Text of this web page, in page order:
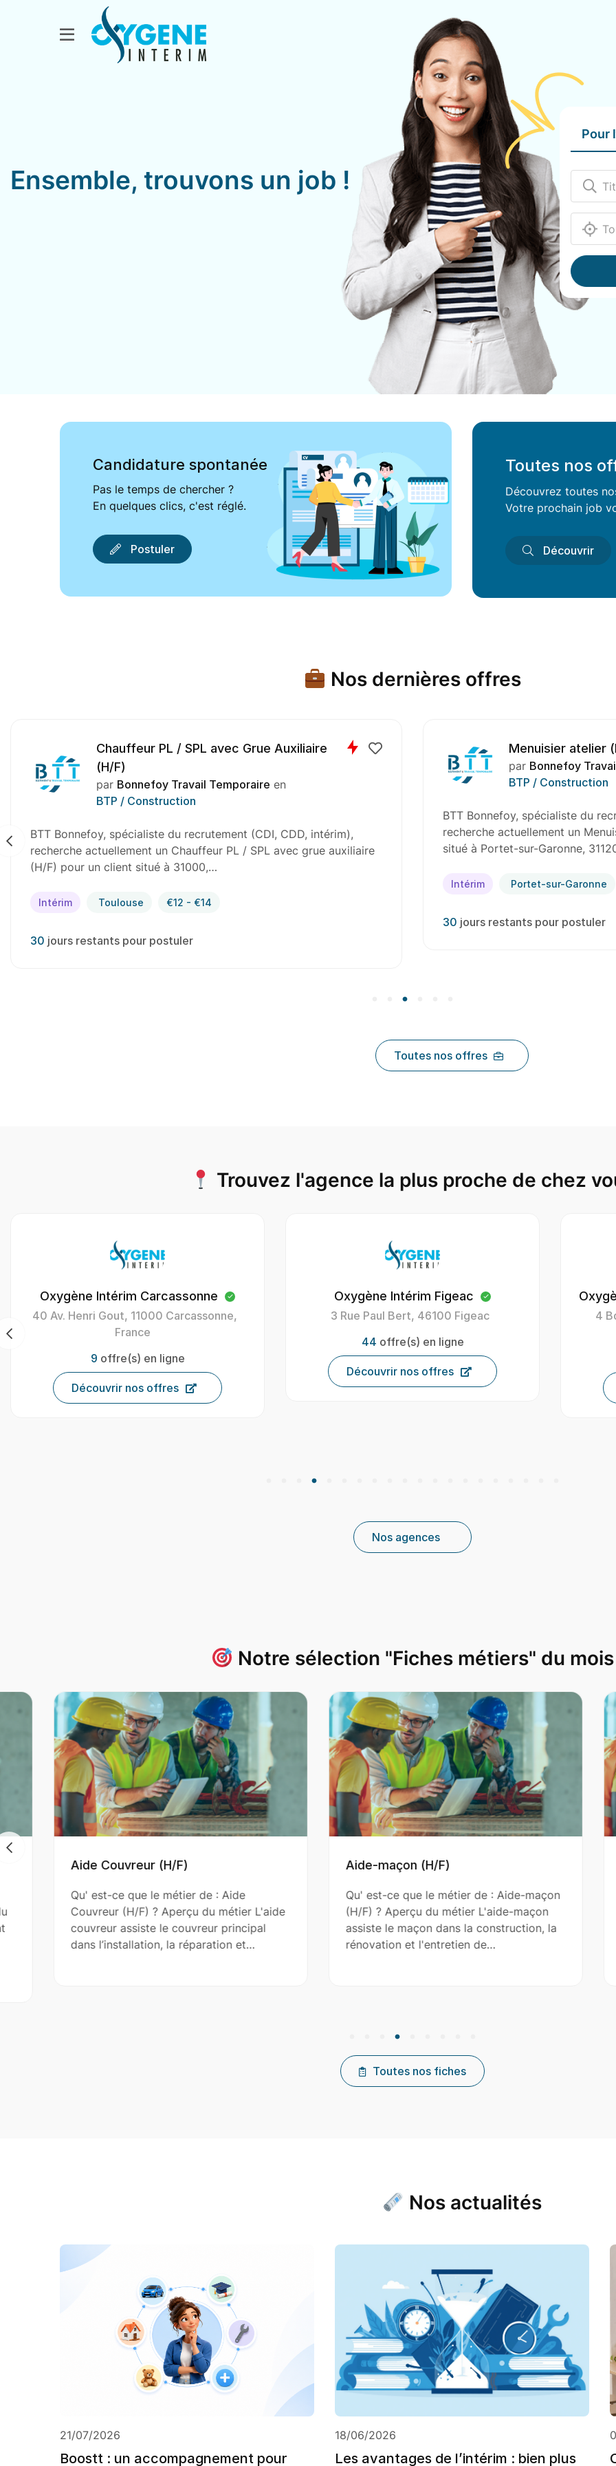
Ensemble, trouvons un job !
Pour
Candidature spontanée
Pas le temps de chercher ?
En quelques clics, c'est réglé.
Postuler
Toutes nos
Découvrez toutes
Votre prochain job
Découvrir
Nos dernières offres
Chauffeur PL / SPL avec Grue Auxiliaire
(H/F)
par Bonnefoy Travail Temporaire en
BTP / Construction
BTT Bonnefoy, spécialiste du recrutement (CDI, CDD, intérim),
recherche actuellement un Chauffeur PL / SPL avec grue auxiliaire
(H/F) pour un client situé à 31000,…
Intérim Toulouse €12 - €14
30 jours restants pour postuler
Menuisier atelier
par Bonnefoy
BTP / Construction
BTT Bonnefoy, spécialiste du
recherche actuellement un
situé à Portet-sur-Garonne,
Intérim Portet-sur-Garonne
30 jours restants pour postuler
Toutes nos offres
Trouvez l'agence la plus proche de chez
Oxygène Intérim Carcassonne
40 Av. Henri Gout, 11000 Carcassonne,
France
9 offre(s) en ligne
Découvrir nos offres
Oxygène Intérim Figeac
3 Rue Paul Bert, 46100 Figeac
44 offre(s) en ligne
Découvrir nos offres
4
Nos agences
Notre sélection "Fiches métiers" du mois
Aide Couvreur (H/F)
Qu' est-ce que le métier de : Aide
Couvreur (H/F) ? Aperçu du métier L'aide
couvreur assiste le couvreur principal
dans l’installation, la réparation et…
Aide-maçon (H/F)
Qu' est-ce que le métier de : Aide-maçon
(H/F) ? Aperçu du métier L'aide-maçon
assiste le maçon dans la construction, la
rénovation et l'entretien de…
Qu'
(H/F)
est un
Toutes nos fiches
Nos actualités
21/07/2026
Boostt : un accompagnement pour
18/06/2026
Les avantages de l’intérim : bien plus